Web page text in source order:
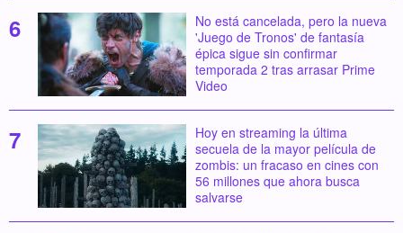
No está cancelada, pero la nueva
'Juego de Tronos' de fantasía
épica sigue sin confirmar
temporada 2 tras arrasar Prime
Video
Hoy en streaming la última
secuela de la mayor película de
zombis: un fracaso en cines con
56 millones que ahora busca
salvarse